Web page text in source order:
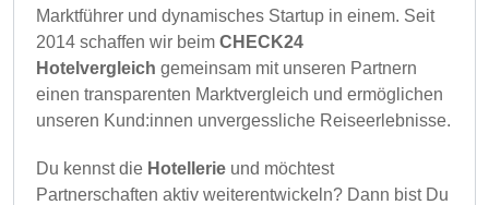
Marktführer und dynamisches Startup in einem. Seit
2014 schaffen wir beim CHECK24
Hotelvergleich gemeinsam mit unseren Partnern
einen transparenten Marktvergleich und ermöglichen
unseren Kund:innen unvergessliche Reiseerlebnisse.
Du kennst die Hotellerie und möchtest
Partnerschaften aktiv weiterentwickeln? Dann bist Du